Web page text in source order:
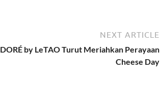
NEXT ARTICLE
DORÉ by LeTAO Turut Meriahkan Perayaan
Cheese Day